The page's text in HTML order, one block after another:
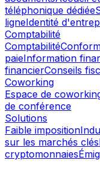
téléphonique dédiée
ligneIdentité
Comptabilité
Comptabilité
paieInformation
financierConseils
Coworking
Espace de
de conférence
Solutions
Faible imposition
sur les marchés clés
cryptomonnaies